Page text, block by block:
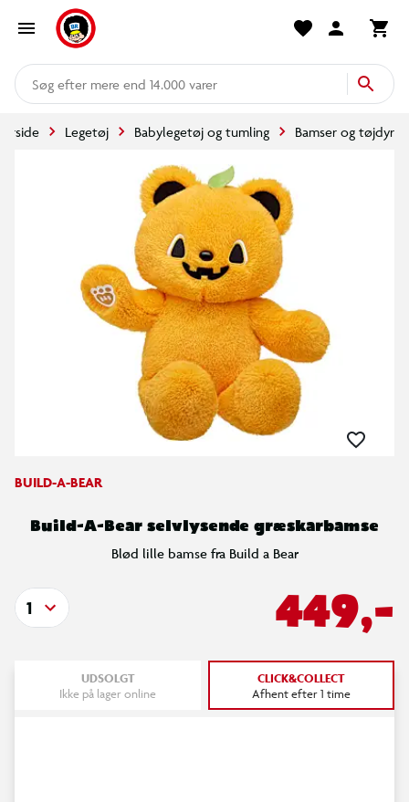
mere end 14.000 varer
Legetøj Babylegetøj og tumling Bamser og tøjdyr
BUILD-A-BEAR
Build-A-Bear selvlysende græskarbamse
Blød lille bamse fra Build a Bear
449,-
1
UDSOLGT
Ikke på lager online
CLICK&COLLECT
Afhent efter 1 time